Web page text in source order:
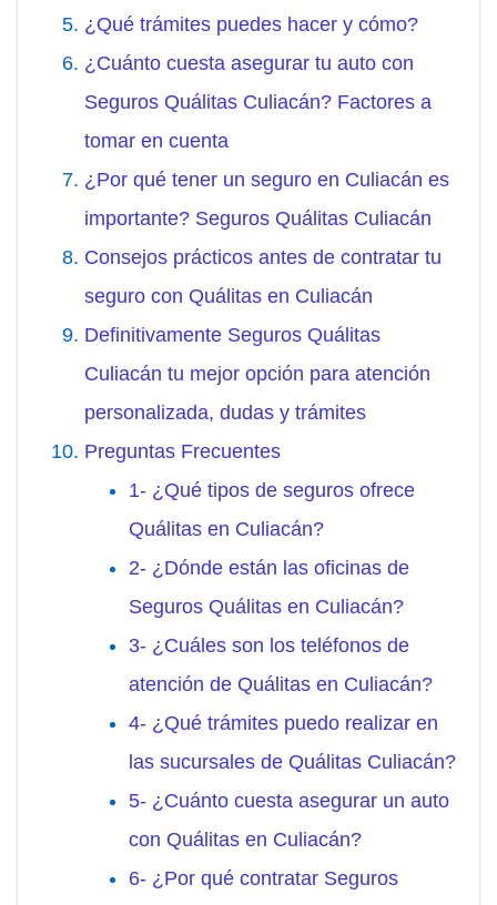
¿Qué trámites puedes hacer y cómo?
¿Cuánto cuesta asegurar tu auto con
Seguros Quálitas Culiacán? Factores a
tomar en cuenta
¿Por qué tener un seguro en Culiacán es
importante? Seguros Quálitas Culiacán
Consejos prácticos antes de contratar tu
seguro con Quálitas en Culiacán
Definitivamente Seguros Quálitas
Culiacán tu mejor opción para atención
personalizada, dudas y trámites
Preguntas Frecuentes
1- ¿Qué tipos de seguros ofrece
Quálitas en Culiacán?
2- ¿Dónde están las oficinas de
Seguros Quálitas en Culiacán?
3- ¿Cuáles son los teléfonos de
atención de Quálitas en Culiacán?
4- ¿Qué trámites puedo realizar en
las sucursales de Quálitas Culiacán?
5- ¿Cuánto cuesta asegurar un auto
con Quálitas en Culiacán?
6- ¿Por qué contratar Seguros